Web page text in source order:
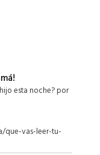
esta noche? por
que-vas-leer-tu-